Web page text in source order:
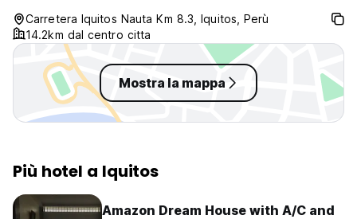
with a stay at
Carretera Iquitos Nauta Km 8.3, Iquitos, Perù
14.2km dal centro citta
Mostra la mappa
Più hotel a Iquitos
Amazon Dream House with A/C and